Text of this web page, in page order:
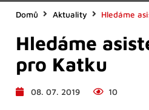
Domů Aktuality Hledáme
Hledáme
pro Katku
08. 07. 2019 10